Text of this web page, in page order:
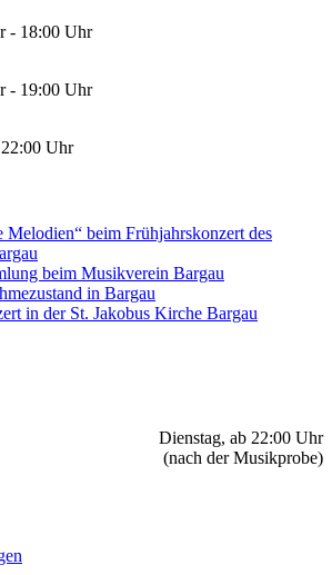
- 18:00 Uhr
- 19:00 Uhr
Uhr
Melodien“ beim Frühjahrskonzert des
beim Musikverein Bargau
in Bargau
in der St. Jakobus Kirche Bargau
Dienstag, ab 22:00 Uhr
(nach der Musikprobe)